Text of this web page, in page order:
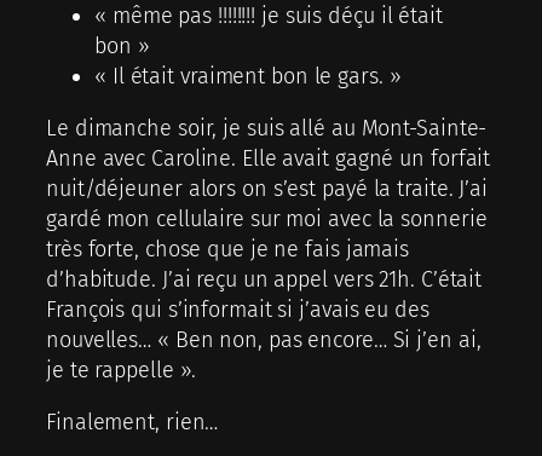
« même pas !!!!!!!! je suis déçu il était
bon »
« Il était vraiment bon le gars. »
Le dimanche soir, je suis allé au Mont-Sainte-
Anne avec Caroline. Elle avait gagné un forfait
nuit/déjeuner alors on s’est payé la traite. J’ai
gardé mon cellulaire sur moi avec la sonnerie
très forte, chose que je ne fais jamais
d’habitude. J’ai reçu un appel vers 21h. C’était
François qui s’informait si j’avais eu des
nouvelles… « Ben non, pas encore… Si j’en ai,
je te rappelle ».
Finalement, rien…